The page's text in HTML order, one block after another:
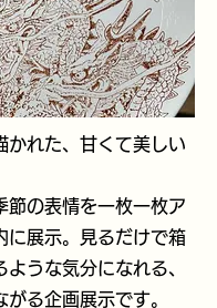
かれた、甘くて美しい
節の表情を一枚一枚ア
に展示。見るだけで箱
うな気分になれる、
る企画展示です。